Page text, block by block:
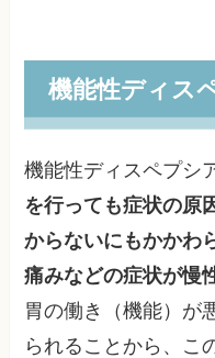
機能性ディス
機能性ディスペプシ
を行っても症状の原
からないにもかかわ
痛みなどの症状が慢
胃の働き（機能）が
られることから、こ